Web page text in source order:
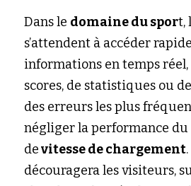
Dans le domaine du sport,
s’attendent à accéder
informations en temps
scores, de statistiques ou
des erreurs les plus
négliger la performance
de vitesse de chargement
découragera les visiteurs,